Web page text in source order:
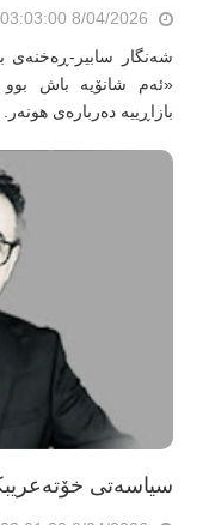
8/04/2026 03:03:00 م
شەنگار سابیر-ڕەخنەی
«ئەم شانۆیە باش بوو
بازاڕییە دەربارەی
سیاسەتی